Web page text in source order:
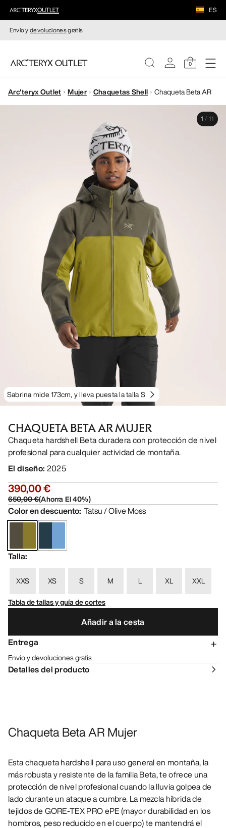
ES
Envío ydevolucionesgratis
0
MUJERE
Arc'teryx Outlet Mujer Chaquetas Shell Chaqueta Beta AR
Sabrina mide 173cm, y lleva puesta la talla S
1 / 11
CHAQUETA BETA AR MUJER
Chaqueta hardshell Beta duradera con protección de nivel
profesional para cualquier actividad de montaña.
El diseño: 2025
390,00 €
650,00 €(Ahorra El40%)
Color en descuento: Tatsu / Olive Moss
Talla:
XXS XS S M L XL
XXL
Tabla de tallas y guía de cortes
Añadir a la cesta
Entrega
Envío y devoluciones gratis
Detalles del producto
Chaqueta Beta AR Mujer
Esta chaqueta hardshell para uso general en montaña, la
más robusta y resistente de la familia Beta, te ofrece una
protección de nivel profesional cuando la lluvia golpea de
lado durante un ataque a cumbre. La mezcla híbrida de
tejidos de GORE-TEX PRO ePE (mayor durabilidad en los
hombros, peso reducido en el cuerpo) te mantendrá el